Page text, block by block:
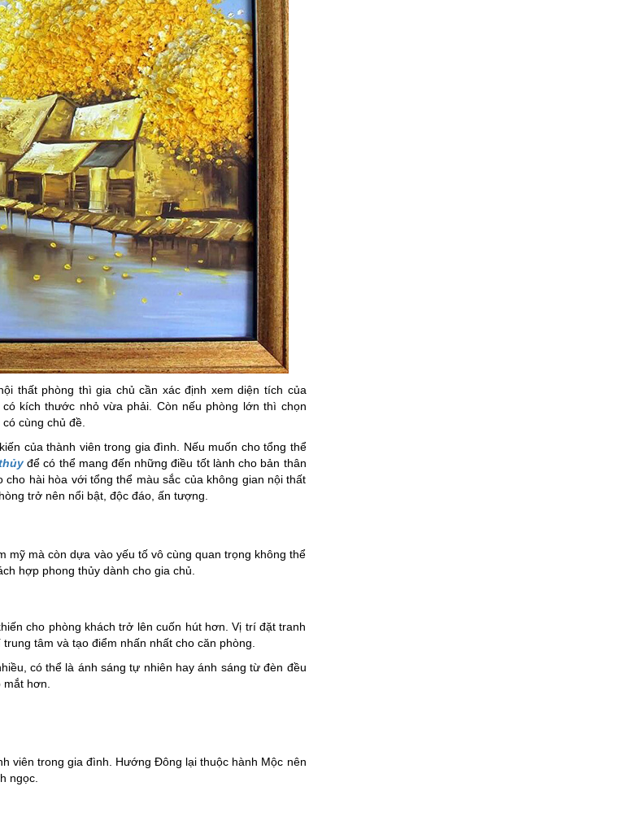
thất phòng thì gia chủ cần xác định xem diện tích của
kích thước nhỏ vừa phải. Còn nếu phòng lớn thì chọn
cùng chủ đề.
của thành viên trong gia đình. Nếu muốn cho tổng thể
để có thể mang đến những điều tốt lành cho bản thân
hài hòa với tổng thể màu sắc của không gian nội thất
trở nên nổi bật, độc đáo, ấn tượng.
mà còn dựa vào yếu tố vô cùng quan trọng không thể
hợp phong thủy dành cho gia chủ.
cho phòng khách trở lên cuốn hút hơn. Vị trí đặt tranh
tâm và tạo điểm nhấn nhất cho căn phòng.
có thể là ánh sáng tự nhiên hay ánh sáng từ đèn đều
hơn.
viên trong gia đình. Hướng Đông lại thuộc hành Mộc nên
ngọc.